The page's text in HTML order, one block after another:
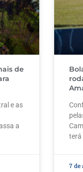
de
e as
a
terá
7 de